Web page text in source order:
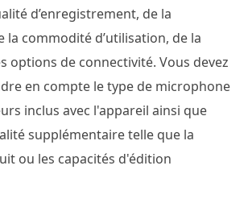
d’enregistrement, de la
la commodité d’utilisation, de la
options de connectivité. Vous devez
en compte le type de microphone
inclus avec l'appareil ainsi que
supplémentaire telle que la
ou les capacités d'édition